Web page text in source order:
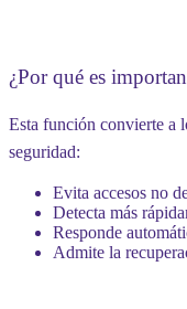
¿Por qué es
Esta función convierte a
seguridad:
Evita accesos no
Detecta más
Responde
Admite la